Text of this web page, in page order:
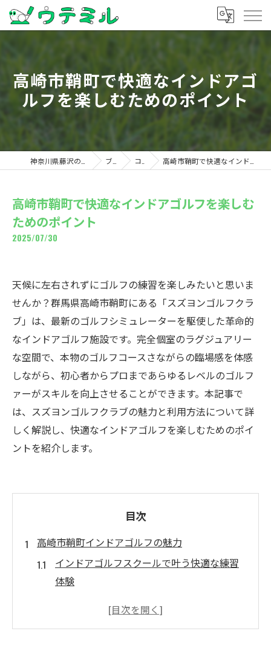
高崎市鞘町で快適なインドアゴ
ルフを楽しむためのポイント
ブログ コラム 高崎市鞘町で快適なインドアゴルフを楽しむためのポイント
高崎市鞘町で快適なインドアゴルフを楽しむ
ためのポイント
2025/07/30
天候に左右されずにゴルフの練習を楽しみたいと思いま
せんか？群馬県高崎市鞘町にある「スズヨンゴルフクラ
ブ」は、最新のゴルフシミュレーターを駆使した革命的
なインドアゴルフ施設です。完全個室のラグジュアリー
な空間で、本物のゴルフコースさながらの臨場感を体感
しながら、初心者からプロまであらゆるレベルのゴルフ
ァーがスキルを向上させることができます。本記事で
は、スズヨンゴルフクラブの魅力と利用方法について詳
しく解説し、快適なインドアゴルフを楽しむためのポイ
ントを紹介します。
目次
高崎市鞘町インドアゴルフの魅力
インドアゴルフスクールで叶う快適な練習
体験
天候に左右されない高崎の新しいゴルフ環